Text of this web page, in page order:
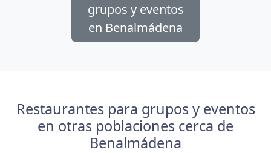
grupos y eventos
en Benalmádena
Restaurantes para grupos y eventos
en otras poblaciones cerca de
Benalmádena